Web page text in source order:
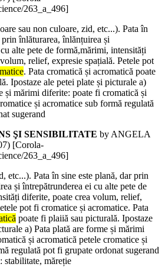
263_a_496]
sau non culoare, zid, etc...). Pata în
prin înlăturarea, înlănțuirea și
alte pete de formă,mărimi, intensități
relief, expresie spațială. Petele pot
. Pata cromatică și acromatică poate
Ipostaze ale petei plate și picturale a)
și mărimi diferite: poate fi cromatică și
și acromatice sub formă regulată
sugerand
ŞI SENSIBILITATE by ANGELA
) [Corola-
263_a_496]
etc...). Pata în sine este plană, dar prin
și întrepătrunderea ei cu alte pete de
diferite, poate crea volum, relief,
pot fi cromatice și acromatice. Pata
poate fi plaiiă sau picturală. Ipostaze
a) Pata plată are forme și mărimi
și acromatică petele cromatice și
regulată pot fi grupate ordonat sugerand
măreție